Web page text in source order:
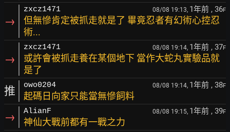
→
zxcz1471 08/08 19:13, 1年前 , 36F
但無慘肯定被抓走就是了 畢竟忍者有幻術心控忍
術...
→
zxcz1471 08/08 19:14, 1年前 , 37F
或許會被抓走養在某個地下 當作大蛇丸實驗品就
是了
推 owo0204 08/08 19:14, 1年前 , 38F
起碼日向家只能當無慘飼料
→ AlianF 08/08 19:15, 1年前 , 39F
神仙大戰前都有一戰之力